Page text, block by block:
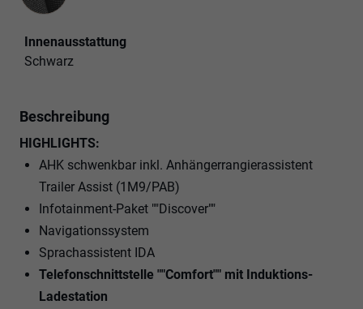
Innenausstattung
Schwarz
Beschreibung
HIGHLIGHTS:
AHK schwenkbar inkl. Anhängerrangierassistent
Trailer Assist (1M9/PAB)
Infotainment-Paket ""Discover""
Navigationssystem
Sprachassistent IDA
Telefonschnittstelle ""Comfort"" mit Induktions-
Ladestation